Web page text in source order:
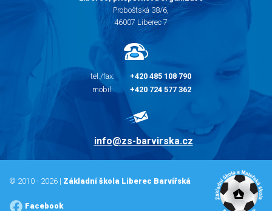
Proboštská 38/6,
46007 Liberec 7
tel./fax:
+420 485 108 790
mobil:
+420 724 577 362
info@zs-barvirska.cz
© 2010 - 2026 | Základní škola Liberec Barvířská
Facebook